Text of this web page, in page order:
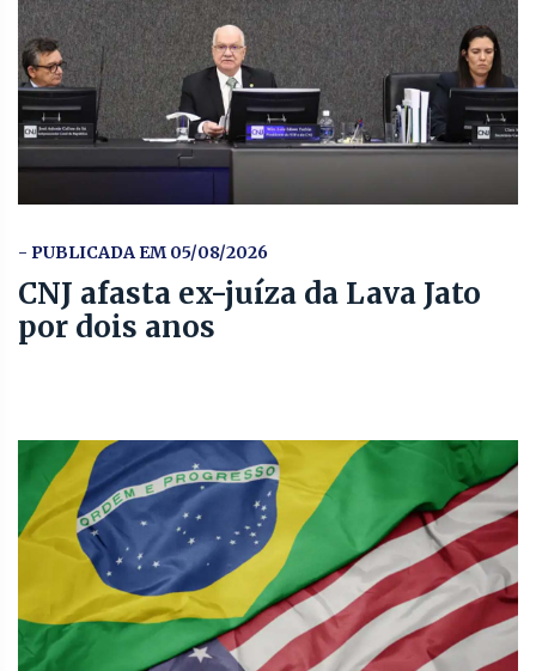
- PUBLICADA EM 05/08/2026
CNJ afasta ex-juíza da Lava Jato
por dois anos